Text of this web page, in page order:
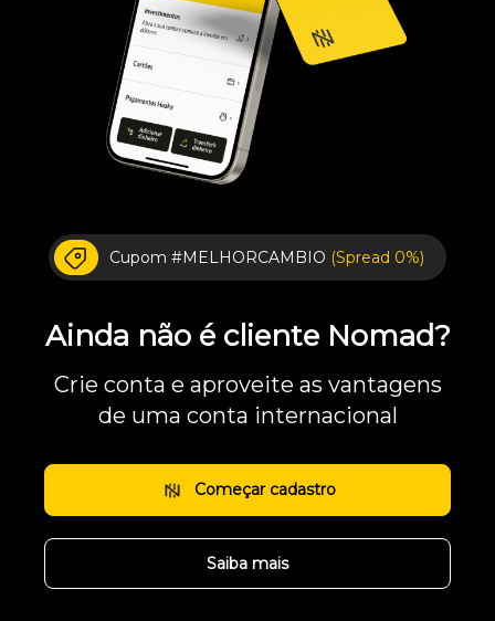
Cupom #MELHORCAMBIO (Spread 0%)
Ainda não é cliente Nomad?
Crie conta e aproveite as vantagens
de uma conta internacional
Começar cadastro
Saiba mais